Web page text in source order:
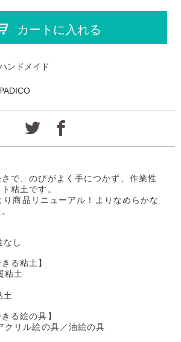
カートに入れる
ンドメイド
PADICO
で、のびがよく手につかず、作業性
粘土です。
商品リニューアル！よりなめらかな
し
る粘土】
粘土
土
る絵の具】
クリル絵の具／油絵の具